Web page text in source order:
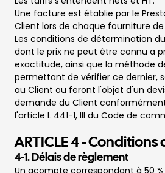
Une facture est établie par le
Client lors de chaque fourniture de
Les conditions de détermination
dont le prix ne peut être connu a
exactitude, ainsi que la méthode
permettant de vérifier ce dernier,
au Client ou feront l'objet d'un
demande du Client
l'article L 441-1, III du Code de
ARTICLE 4 -
4-1. Délais de règlement
Un acompte correspondant à 50